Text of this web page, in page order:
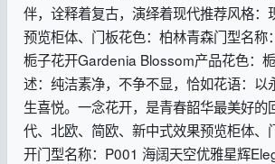
伴，诠释着复古，演绎着现代推荐风格：
预览柜体、门板花色：柏林青森门型名称
栀子花开Gardenia Blossom产品花色：
述：纯洁素净，不争不显，恰如花语：以
生喜悦。一念花开，是青春韶华最美好的
代、北欧、简欧、新中式效果预览柜体、
开门型名称：P001 海阔天空优雅星辉